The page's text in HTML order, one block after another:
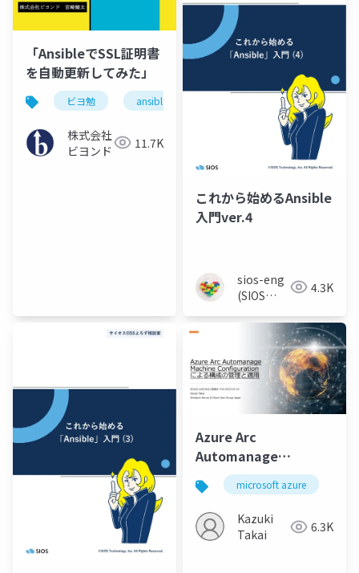
「AnsibleでSSL証明書
を自動更新してみた」
ビヨ勉 ansibl
株式会社
ビヨンド
11.7K
これから始めるAnsible
入門ver.4
sios-eng
(SIOS
4.3K
Azure Arc
Automanage
Machine
Configuration による
構成の管理と適用
microsoft azure
Kazuki
Takai
6.3K